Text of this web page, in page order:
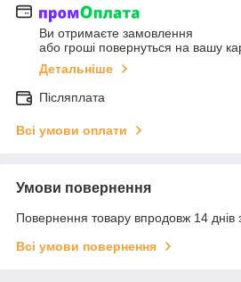
Ви отримаєте замовлення
або гроші повернуться на вашу
Детальніше
Післяплата
Всі умови оплати
Умови повернення
Повернення товару впродовж 14 днів
Всі умови повернення